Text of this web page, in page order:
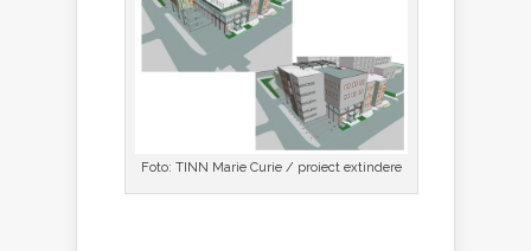
Foto: TINN Marie Curie / proiect extindere